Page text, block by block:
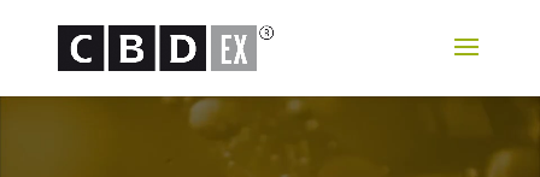
Video
přehrávač